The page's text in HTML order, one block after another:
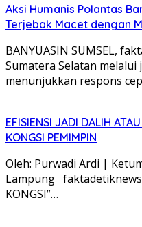
Aksi Humanis Polantas
Terjebak Macet dengan
BANYUASIN SUMSEL,
Sumatera Selatan
menunjukkan respons
EFISIENSI JADI DALIH
KONGSI PEMIMPIN
Oleh: Purwadi Ardi |
Lampung
KONGSI”…